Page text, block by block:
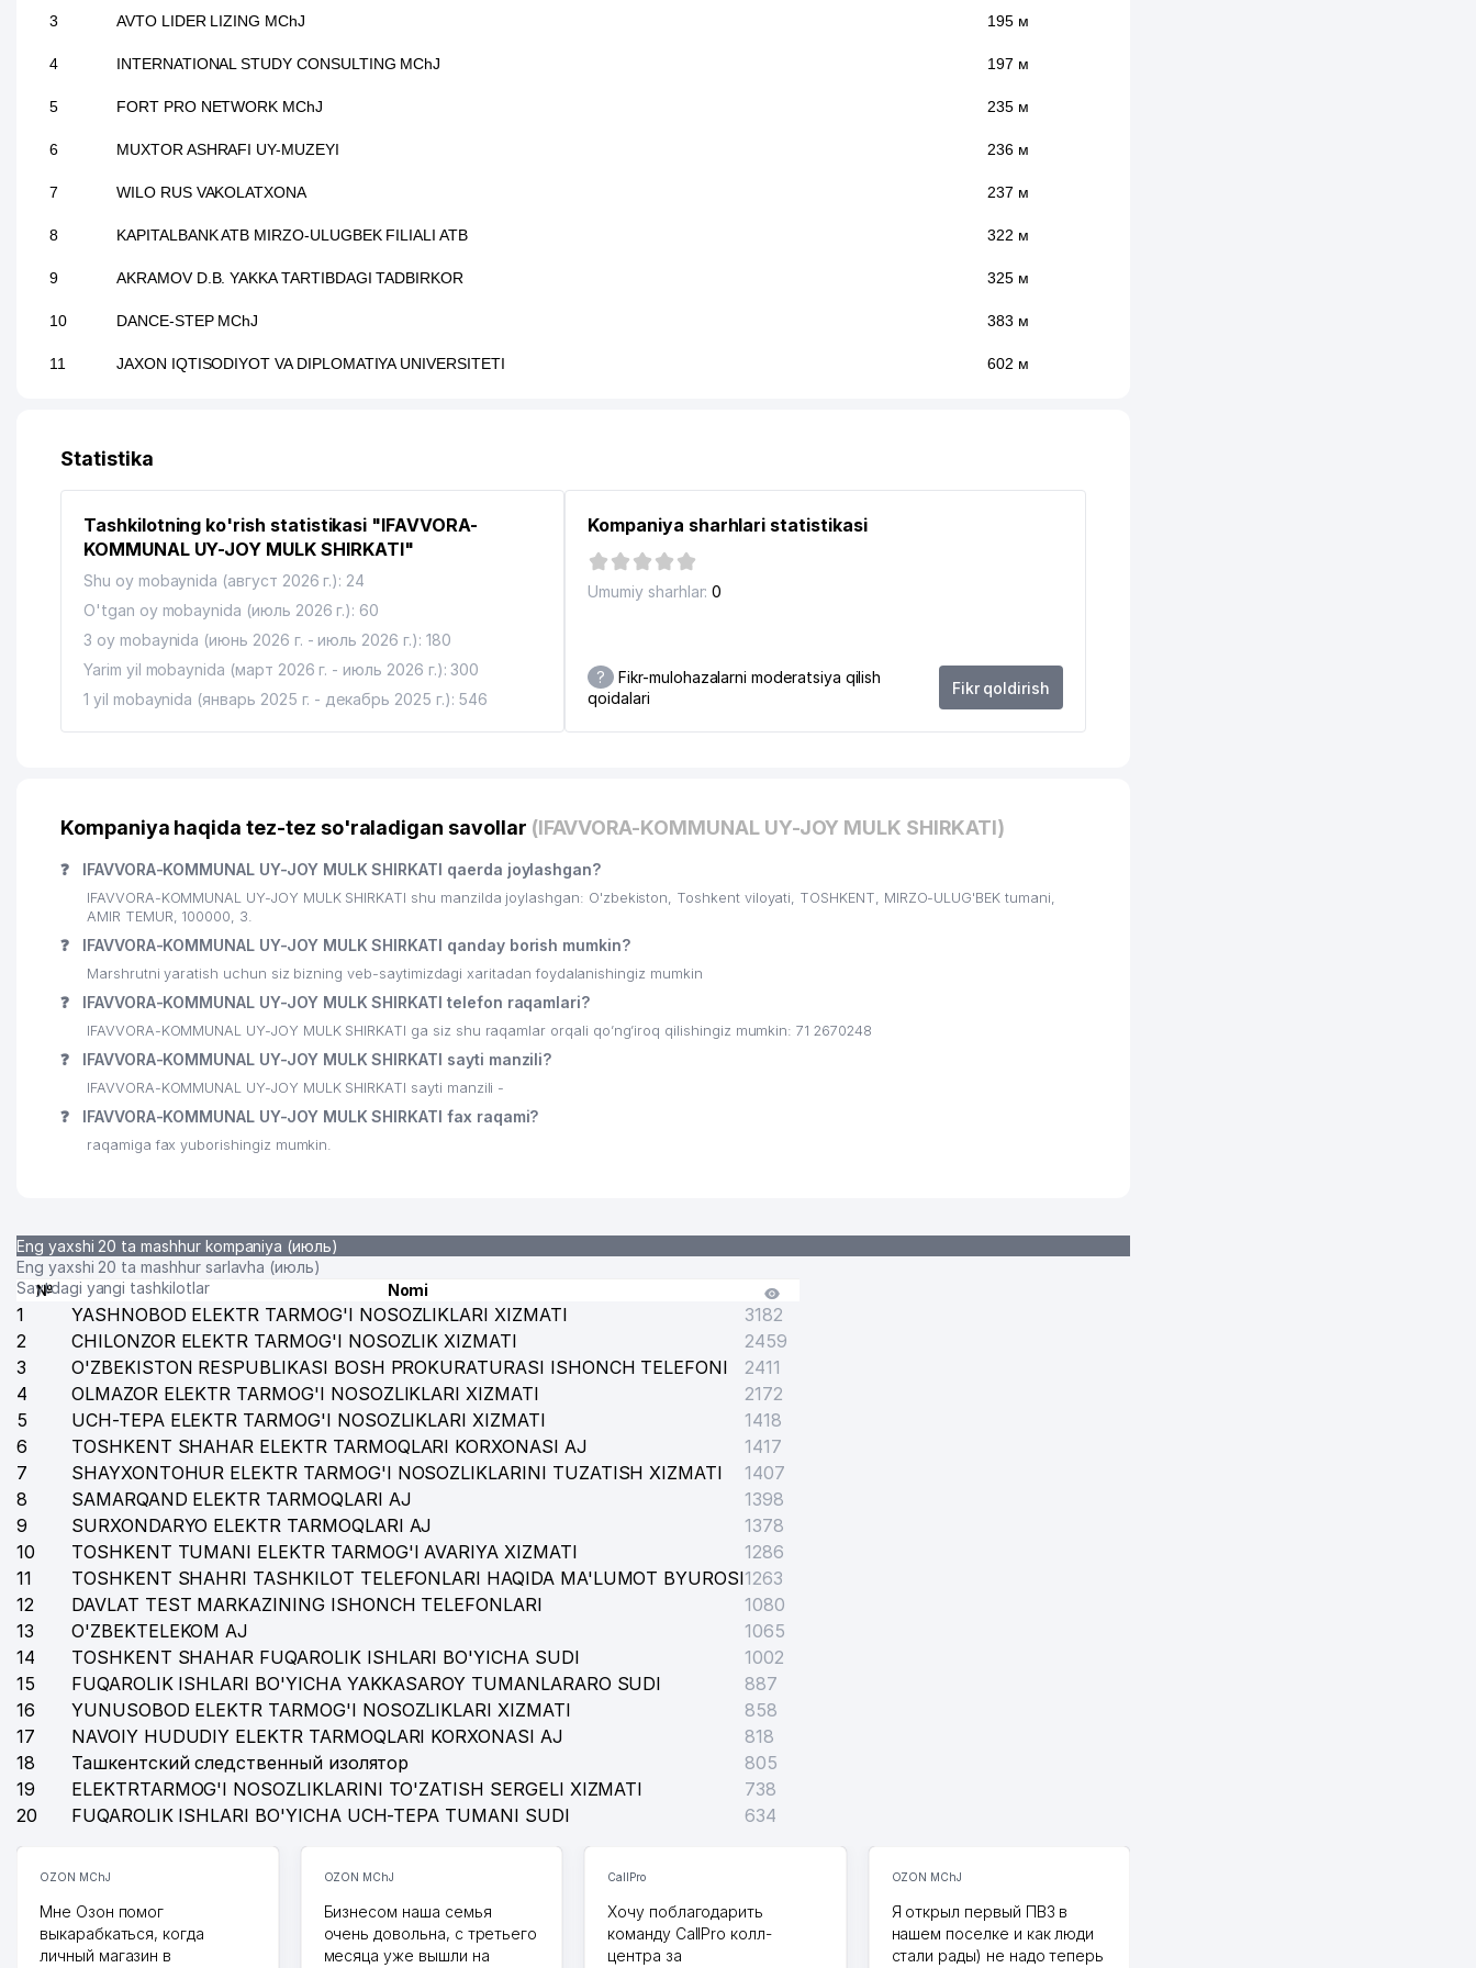
3 AVTO LIDER LIZING MChJ 195 м
4 INTERNATIONAL STUDY CONSULTING MChJ 197 м
5 FORT PRO NETWORK MChJ 235 м
6 MUXTOR ASHRAFI UY-MUZEYI 236 м
7 WILO RUS VAKOLATXONA 237 м
8 KAPITALBANK ATB MIRZO-ULUGBEK FILIALI ATB 322 м
9 AKRAMOV D.B. YAKKA TARTIBDAGI TADBIRKOR 325 м
10 DANCE-STEP MChJ 383 м
11 JAXON IQTISODIYOT VA DIPLOMATIYA UNIVERSITETI 602 м
13 SHARQ INTOUR MChJ
14 IFES-STROY MChJ 740 м
O'ZBEKISTON RESPUBLIKASI QUROLLI KUCHLAR DAVLAT MUZEYI
DIV NODAVLAT TA'LIM MUASSASASI
EXPERTS OF REAL VALUATION MChJ
IDEAL CLASS GULRUH NODAVLAT TA'LIM MUASSASASI 949 м
URAL TANSIQBAEV MEMORIAL MUZEYI 966 м
Statistika
Tashkilotning ko'rish statistikasi "IFAVVORA-
KOMMUNAL UY-JOY MULK SHIRKATI"
Shu oy mobaynida (август 2026 г.): 24
O'tgan oy mobaynida (июль 2026 г.): 60
3 oy mobaynida (июнь 2026 г. - июль 2026 г.): 180
Yarim yil mobaynida (март 2026 г. - июль 2026 г.): 300
1 yil mobaynida (январь 2025 г. - декабрь 2025 г.): 546
Kompaniya sharhlari statistikasi
Umumiy sharhlar: 0
?
Fikr-mulohazalarni moderatsiya qilish
qoidalari
Fikr qoldirish
Kompaniya haqida tez-tez so'raladigan savollar (IFAVVORA-KOMMUNAL UY-JOY MULK SHIRKATI)
❓ IFAVVORA-KOMMUNAL UY-JOY MULK SHIRKATI qaerda joylashgan?
IFAVVORA-KOMMUNAL UY-JOY MULK SHIRKATI shu manzilda joylashgan: O'zbekiston, Toshkent viloyati, TOSHKENT, MIRZO-ULUG'BEK tumani,
AMIR TEMUR, 100000, 3.
❓ IFAVVORA-KOMMUNAL UY-JOY MULK SHIRKATI qanday borish mumkin?
Marshrutni yaratish uchun siz bizning veb-saytimizdagi xaritadan foydalanishingiz mumkin
❓ IFAVVORA-KOMMUNAL UY-JOY MULK SHIRKATI telefon raqamlari?
IFAVVORA-KOMMUNAL UY-JOY MULK SHIRKATI ga siz shu raqamlar orqali qo’ng’iroq qilishingiz mumkin: 71 2670248
❓ IFAVVORA-KOMMUNAL UY-JOY MULK SHIRKATI sayti manzili?
IFAVVORA-KOMMUNAL UY-JOY MULK SHIRKATI sayti manzili -
❓ IFAVVORA-KOMMUNAL UY-JOY MULK SHIRKATI fax raqami?
raqamiga fax yuborishingiz mumkin.
Eng yaxshi 20 ta mashhur kompaniya (июль)
Eng yaxshi 20 ta mashhur sarlavha (июль)
Saytdagi yangi tashkilotlar
№ Nomi
1 YASHNOBOD ELEKTR TARMOG'I NOSOZLIKLARI XIZMATI
3182
2
CHILONZOR ELEKTR TARMOG'I NOSOZLIK XIZMATI
2459
3
O'ZBEKISTON RESPUBLIKASI BOSH PROKURATURASI ISHONCH TELEFONI
2411
4
OLMAZOR ELEKTR TARMOG'I NOSOZLIKLARI XIZMATI
2172
5
UCH-TEPA ELEKTR TARMOG'I NOSOZLIKLARI XIZMATI
1418
6
TOSHKENT SHAHAR ELEKTR TARMOQLARI KORXONASI AJ
1417
7
SHAYXONTOHUR ELEKTR TARMOG'I NOSOZLIKLARINI TUZATISH XIZMATI
1407
8
SAMARQAND ELEKTR TARMOQLARI AJ
1398
9
SURXONDARYO ELEKTR TARMOQLARI AJ
1378
10
TOSHKENT TUMANI ELEKTR TARMOG'I AVARIYA XIZMATI
1286
11
TOSHKENT SHAHRI TASHKILOT TELEFONLARI HAQIDA MA'LUMOT BYUROSI1263
12
DAVLAT TEST MARKAZINING ISHONCH TELEFONLARI
1080
13
O'ZBEKTELEKOM AJ
1065
14
TOSHKENT SHAHAR FUQAROLIK ISHLARI BO'YICHA SUDI
1002
15
FUQAROLIK ISHLARI BO'YICHA YAKKASAROY TUMANLARARO SUDI
887
16
YUNUSOBOD ELEKTR TARMOG'I NOSOZLIKLARI XIZMATI
858
17
NAVOIY HUDUDIY ELEKTR TARMOQLARI KORXONASI AJ
818
18
Ташкентский следственный изолятор
805
19
ELEKTRTARMOG'I NOSOZLIKLARINI TO'ZATISH SERGELI XIZMATI
738
20
FUQAROLIK ISHLARI BO'YICHA UCH-TEPA TUMANI SUDI 634
OZON MChJ
Мне Озон помог
выкарабкаться, когда
личный магазин в
OZON MChJ
Бизнесом наша семья
очень довольна, с третьего
месяца уже вышли на
CallPro
Хочу поблагодарить
команду CallPro колл-
центра за
OZON MChJ
Я открыл первый ПВЗ в
нашем поселке и как люди
стали рады) не надо теперь